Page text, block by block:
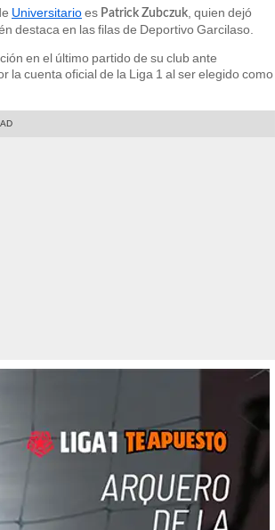
Universitarioes Patrick Zubczuk, quien dejó
destaca en las filas de Deportivo Garcilaso.
en el último partido de su club ante
la cuenta oficial de la Liga 1 al ser elegido como